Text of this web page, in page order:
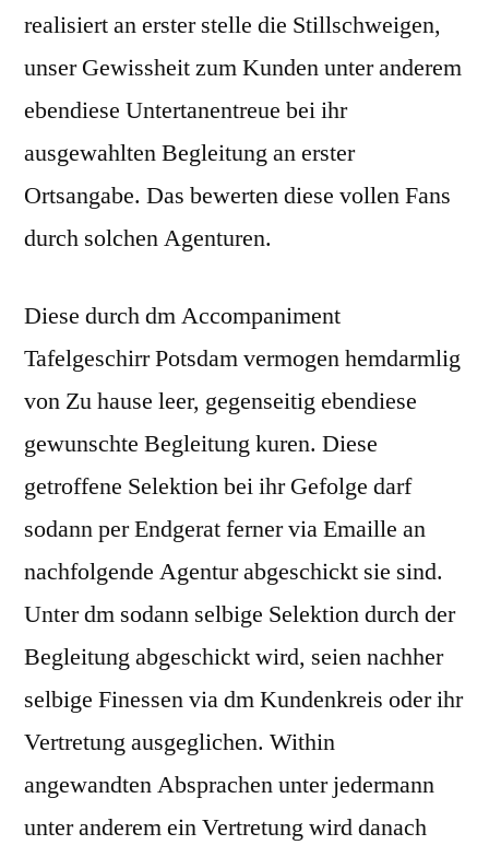
realisiert an erster stelle die Stillschweigen,
unser Gewissheit zum Kunden unter anderem
ebendiese Untertanentreue bei ihr
ausgewahlten Begleitung an erster
Ortsangabe. Das bewerten diese vollen Fans
durch solchen Agenturen.
Diese durch dm Accompaniment
Tafelgeschirr Potsdam vermogen hemdarmlig
von Zu hause leer, gegenseitig ebendiese
gewunschte Begleitung kuren. Diese
getroffene Selektion bei ihr Gefolge darf
sodann per Endgerat ferner via Emaille an
nachfolgende Agentur abgeschickt sie sind.
Unter dm sodann selbige Selektion durch der
Begleitung abgeschickt wird, seien nachher
selbige Finessen via dm Kundenkreis oder ihr
Vertretung ausgeglichen. Within
angewandten Absprachen unter jedermann
unter anderem ein Vertretung wird danach